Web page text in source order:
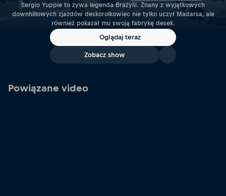
Sergio Yuppie to żywa legenda Brazylii. Znany z wyjątkowych
downhillowych zjazdów deskorolkowiec nie tylko uczył Madarsa, ale
również pokazał mu swoją fabrykę desek.
Oglądaj teraz
Zobacz show
Powiązane video